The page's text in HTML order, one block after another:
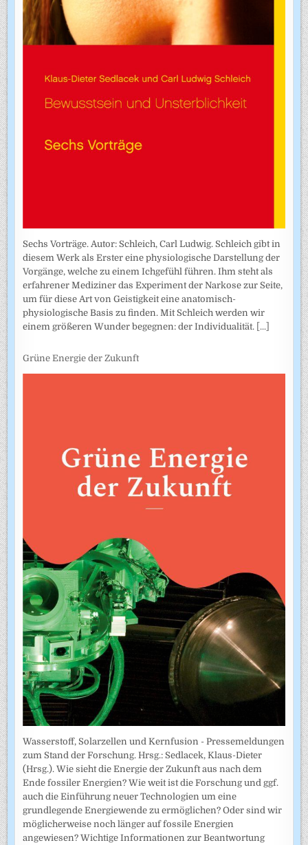
Sechs Vorträge. Autor: Schleich, Carl Ludwig. Schleich gibt in
diesem Werk als Erster eine physiologische Darstellung der
Vorgänge, welche zu einem Ichgefühl führen. Ihm steht als
erfahrener Mediziner das Experiment der Narkose zur Seite,
um für diese Art von Geistigkeit eine anatomisch-
physiologische Basis zu finden. Mit Schleich werden wir
einem größeren Wunder begegnen: der Individualität. [...]
Grüne Energie der Zukunft
Wasserstoff, Solarzellen und Kernfusion - Pressemeldungen
zum Stand der Forschung. Hrsg.: Sedlacek, Klaus-Dieter
(Hrsg.). Wie sieht die Energie der Zukunft aus nach dem
Ende fossiler Energien? Wie weit ist die Forschung und ggf.
auch die Einführung neuer Technologien um eine
grundlegende Energiewende zu ermöglichen? Oder sind wir
möglicherweise noch länger auf fossile Energien
angewiesen? Wichtige Informationen zur Beantwortung